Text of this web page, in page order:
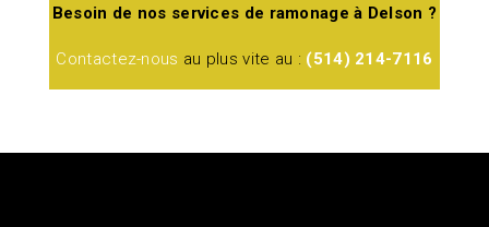
Besoin de nos services de ramonage à Delson ?
Contactez-nous au plus vite au : (514) 214-7116